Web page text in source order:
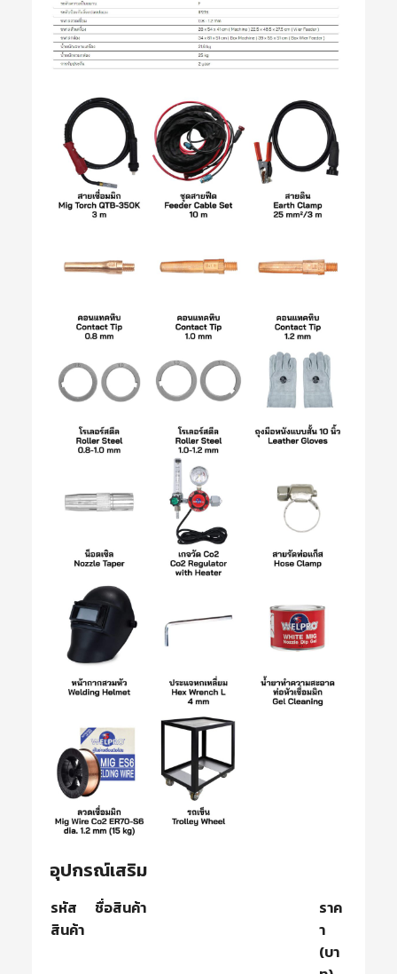
อุปกรณ์เสริม
รหัส
สินค้า
ชื่อสินค้า
ราค
า
(บา